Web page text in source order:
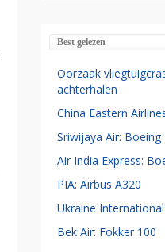
Best gelezen
Oorzaak
achterhalen
China Eastern
Sriwijaya Air: Boeing
Air India Express:
PIA: Airbus A320
Ukraine
Bek Air: Fokker 100